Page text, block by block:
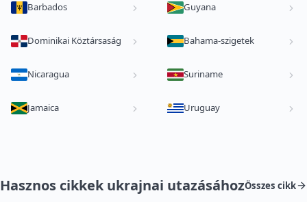
Barbados Guyana
Dominikai Köztársaság Bahama-szigetek
Nicaragua Suriname
Jamaica Uruguay
Hasznos cikkek ukrajnai utazásáhozÖsszes cikk